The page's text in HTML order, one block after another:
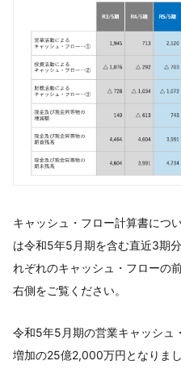
キャッシュ・フロー計算書につ
は令和5年5月期を含む直近3期
れぞれのキャッシュ・フローの
右側をご覧ください。
令和5年5月期の営業キャッシュ
増加の25億2,000万円となりま